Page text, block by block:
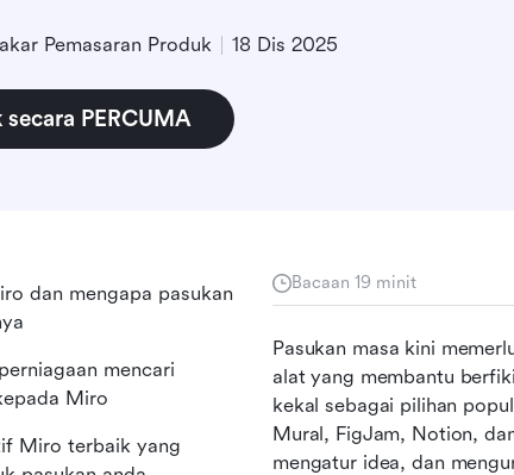
Pemasaran Produk 18 Dis 2025
PERCUMA
Bacaan 19 minit
Pasukan masa kini
alat yang membantu
kekal sebagai pilihan
Mural, FigJam, Notion,
dan mengapa pasukan
mencari
Miro
Miro terbaik yang